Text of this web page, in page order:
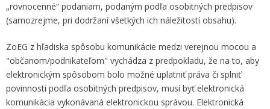
„rovnocenné“ podaniam, podaným podľa osobitných predpisov
(samozrejme, pri dodržaní všetkých ich náležitostí obsahu).
ZoEG z hľadiska spôsobu komunikácie medzi verejnou mocou a
"občanom/podnikateľom" vychádza z predpokladu, že na to, aby
elektronickým spôsobom bolo možné uplatniť práva či splniť
povinnosti podľa osobitných predpisov, musí byť elektronická
komunikácia vykonávaná elektronickou správou. Elektronická